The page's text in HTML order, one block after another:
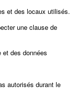
et des locaux utilisés.
une clause de
et des données
autorisés durant le